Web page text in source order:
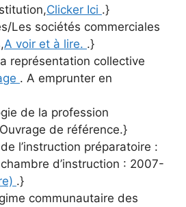
Clicker Ici .}
Les sociétés commerciales
A voir et à lire. .}
représentation collective
. A emprunter en
de la profession
de référence.}
l’instruction préparatoire :
d’instruction : 2007-
.}
communautaire des